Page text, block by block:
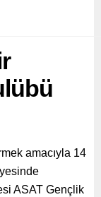
amacıyla 14
ASAT Gençlik